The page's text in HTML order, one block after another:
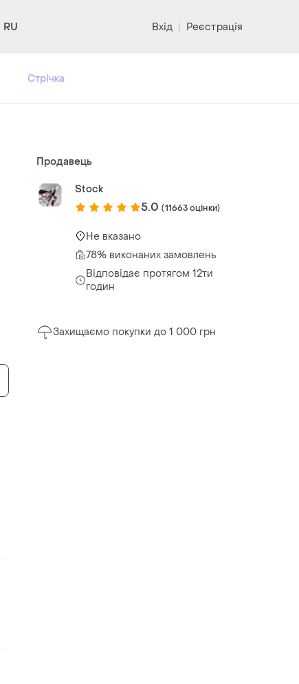
RU Вхід | Реєстрація
Стрічка
Продавець
Stock
5.0 (11663 оцінки)
Не вказано
78% виконаних замовлень
Відповідає протягом 12ти
годин
Захищаємо покупки до 1 000 грн